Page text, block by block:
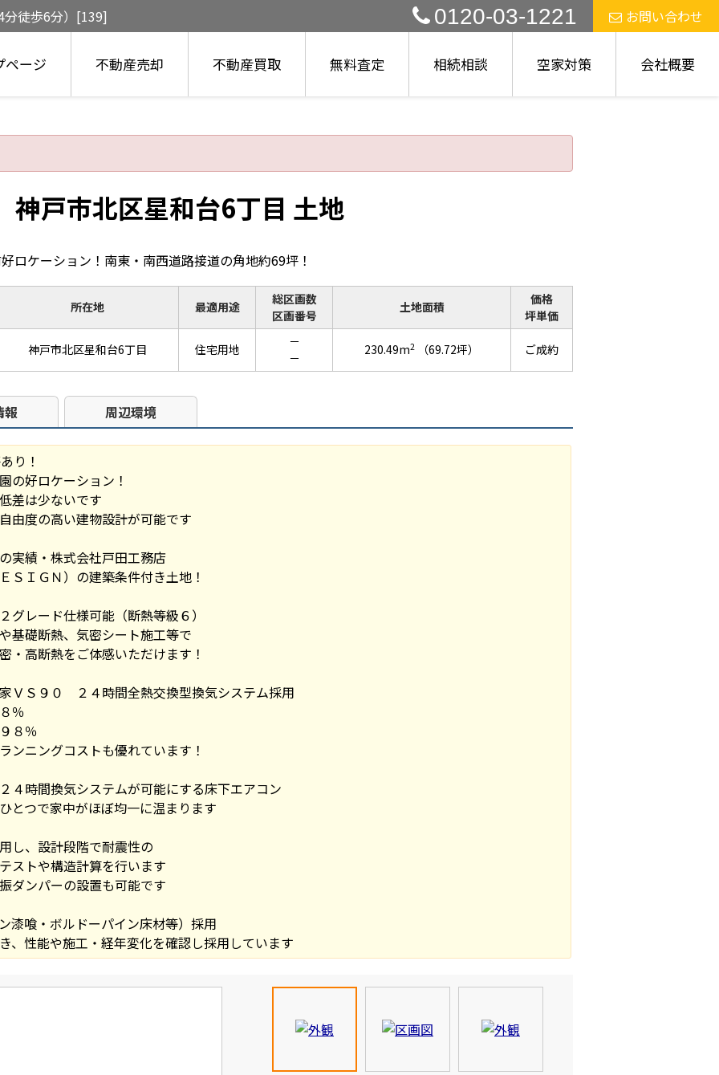
分徒歩6分）[139] 0120-03-1221 お問い合わせ
ページ 不動産売却 不動産買取 無料査定 相続相談 空家対策 会社概要
神戸市北区星和台6丁目 土地
ロケーション！南東・南西道路接道の角地約69坪！
所在地 最適用途
総区画数
区画番号
土地面積
価格
坪単価
神戸市北区星和台6丁目 住宅用地
－
－
230.49m2 （69.72坪） ご成約
報 周辺環境
り！
の好ロケーション！
差は少ないです
由度の高い建物設計が可能です
実績・株式会社戸田工務店
ＩＧＮ）の建築条件付き土地！
レード仕様可能（断熱等級６）
礎断熱、気密シート施工等で
高断熱をご体感いただけます！
ＶＳ９０ ２４時間全熱交換型換気システム採用
％
８％
ニングコストも優れています！
４時間換気システムが可能にする床下エアコン
つで家中がほぼ均一に温まります
、設計段階で耐震性の
トや構造計算を行います
ンパーの設置も可能です
漆喰・ボルドーパイン床材等）採用
性能や施工・経年変化を確認し採用しています